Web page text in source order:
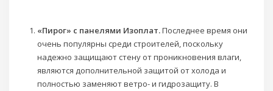
«Пирог» с панелями Изоплат.Последнее время они
очень популярны среди строителей, поскольку
надежно защищают стену от проникновения влаги,
являются дополнительной защитой от холода и
полностью заменяют ветро- и гидрозащиту. В